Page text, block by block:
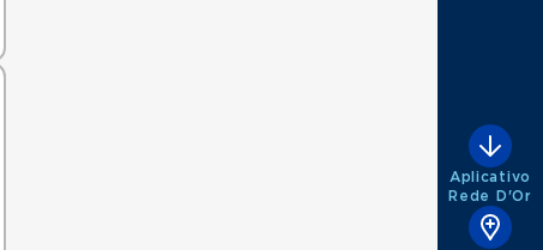
Aplicativo
Rede D'Or